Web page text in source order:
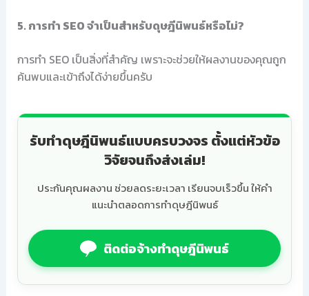
5. การทำ SEO จำเป็นสำหรับดุษฎีนิพนธ์หรือไม่?
การทำ SEO เป็นสิ่งที่สำคัญ เพราะจะช่วยให้ผลงานของคุณถูก
ค้นพบและเข้าถึงได้ง่ายขึ้นครับ
รับทำดุษฎีนิพนธ์แบบครบวงจร ตั้งแต่หัวข้อ
วิจัยจนถึงส่งเล่ม!
ประกันคุณผลงาน ช่วยลดระยะเวลา เรียนจบเร็วขึ้น ให้คำ
แนะนำตลอดการทำดุษฎีนิพนธ์
ติดต่อจ้างทำดุษฎีนิพนธ์